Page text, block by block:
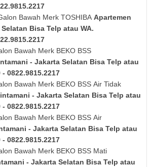
Bawah Merk TOSHIBA Apartemen
Bisa Telp atau WA.
Bawah Merk BEKO BSS
- Jakarta Selatan Bisa Telp atau
- 0822.9815.2217
Bawah Merk BEKO BSS Air Tidak
- Jakarta Selatan Bisa Telp atau
- 0822.9815.2217
Bawah Merk BEKO BSS Air
- Jakarta Selatan Bisa Telp atau
- 0822.9815.2217
Bawah Merk BEKO BSS Mati
- Jakarta Selatan Bisa Telp atau